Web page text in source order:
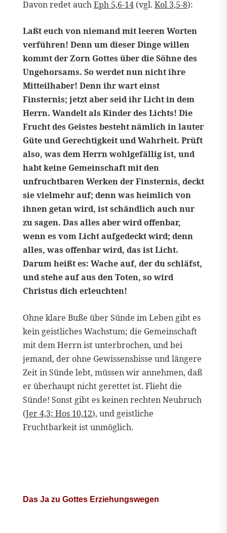
Davon redet auchEph 5,6-14(vgl. Kol 3,5-8):
Laßt euch von niemand mit leeren Worten
verführen! Denn um dieser Dinge willen
kommt der Zorn Gottes über die Söhne des
Ungehorsams. So werdet nun nicht ihre
Mitteilhaber! Denn ihr wart einst
Finsternis; jetzt aber seid ihr Licht in dem
Herrn. Wandelt als Kinder des Lichts! Die
Frucht des Geistes besteht nämlich in lauter
Güte und Gerechtigkeit und Wahrheit. Prüft
also, was dem Herrn wohlgefällig ist, und
habt keine Gemeinschaft mit den
unfruchtbaren Werken der Finsternis, deckt
sie vielmehr auf; denn was heimlich von
ihnen getan wird, ist schändlich auch nur
zu sagen. Das alles aber wird offenbar,
wenn es vom Licht aufgedeckt wird; denn
alles, was offenbar wird, das ist Licht.
Darum heißt es: Wache auf, der du schläfst,
und stehe auf aus den Toten, so wird
Christus dich erleuchten!
Ohne klare Buße über Sünde im Leben gibt es
kein geistliches Wachstum; die Gemeinschaft
mit dem Herrn ist unterbrochen, und bei
jemand, der ohne Gewissensbisse und längere
Zeit in Sünde lebt, müssen wir annehmen, daß
er überhaupt nicht gerettet ist. Flieht die
Sünde! Sonst gibt es keinen rechten Neubruch
(Jer 4,3; Hos 10,12), und geistliche
Fruchtbarkeit ist unmöglich.
Das Ja zu Gottes Erziehungswegen